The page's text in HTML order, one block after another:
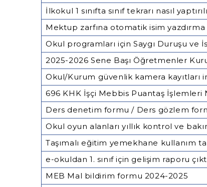
İlkokul 1 sınıfta sınıf tekrarı nasıl
Mektup zarfına otomatik isim yazdırma
Okul programları için Saygı Duruşu ve
2025-2026 Sene Başı Öğretmenler
Okul/Kurum güvenlik kamera kayıtları
696 KHK İşçi Mebbis Puantaş İşlemleri
Ders denetim formu / Ders gözlem
Okul oyun alanları yıllık kontrol ve
Taşımalı eğitim yemekhane kullanım
e-okuldan 1. sınıf için gelişim raporu
MEB Mal bildirim formu 2024-2025